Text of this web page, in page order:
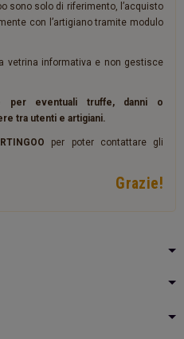
sono solo di riferimento, l’acquisto
con l’artigiano tramite modulo
vetrina informativa e non gestisce
per eventuali truffe, danni o
tra utenti e artigiani.
per poter contattare gli
Grazie!